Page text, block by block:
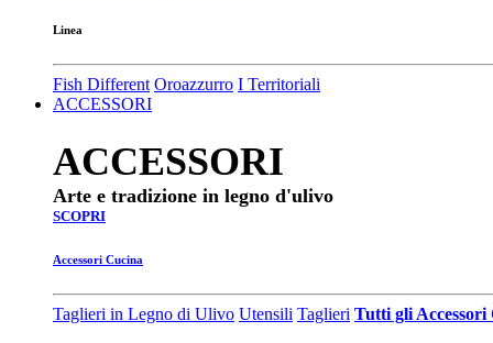
Linea
Fish Different Oroazzurro I Territoriali
ACCESSORI
ACCESSORI
Arte e tradizione in legno d'ulivo
SCOPRI
Accessori Cucina
Taglieri in Legno di Ulivo Utensili Taglieri Tutti gli Accessori